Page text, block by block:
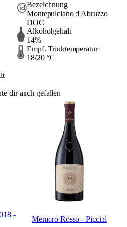
Bezeichnung
Montepulciano d'Abruzzo
DOC
Alkoholgehalt
14%
Empf. Trinktemperatur
18/20 °C
dir auch gefallen
-
Memoro Rosso - Piccini